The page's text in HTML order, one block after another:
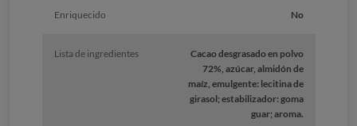
Enriquecido No
Lista de ingredientes
Cacao desgrasado en polvo
72%, azúcar, almidón de
maíz, emulgente: lecitina de
girasol; estabilizador: goma
guar; aroma.